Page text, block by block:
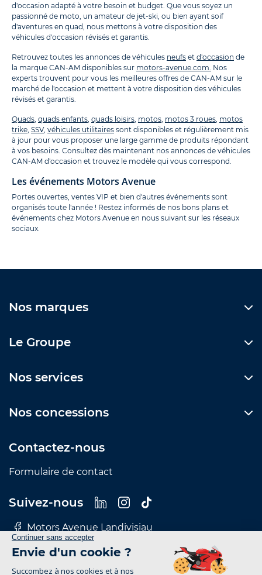
d'occasion adapté à votre besoin et budget. Que vous soyez un
passionné de moto, un amateur de jet-ski, ou bien ayant soif
d'aventures en quad, nous mettons à votre disposition des
véhicules d'occasion révisés et garantis.
Retrouvez toutes les annonces de véhicules neufs et d'occasion de
la marque CAN-AM disponibles sur motors-avenue.com. Nos
experts trouvent pour vous les meilleures offres de CAN-AM sur le
marché de l'occasion et mettent à votre disposition des véhicules
révisés et garantis.
Quads quads enfants quads loisirs motos motos 3 roues motos
trike SSV, véhicules utilitaires sont disponibles et régulièrement mis
à jour pour vous proposer une large gamme de produits répondant
à vos besoins. Consultez dès maintenant nos annonces de véhicules
CAN-AM d'occasion et trouvez le modèle qui vous correspond.
Les événements Motors Avenue
Portes ouvertes, ventes VIP et bien d'autres événements sont
organisés toute l'année ! Restez informés de nos bons plans et
événements chez Motors Avenue en nous suivant sur les réseaux
sociaux.
Nos marques
Le Groupe
Nos services
Nos concessions
Contactez-nous
Formulaire de contact
Suivez-nous
Motors Avenue Landivisiau
Motors Avenue Le Mans